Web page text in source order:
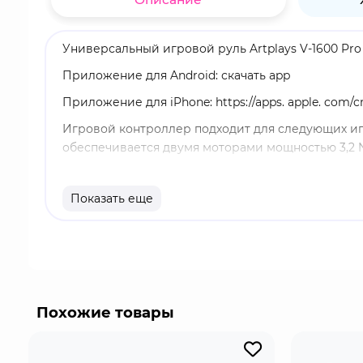
Универсальный игровой руль Artplays V-1600
Приложение для Android: скачать app
Приложение для iPhone: https://apps. apple. com/
Игровой контроллер подходит для следующих
обеспечивается двумя моторами мощностью
режиме коробки-автомат, так и в режиме
База имеет регулируемый угол наклона от 90 до
Полный набор для симуляции
Показать еще
Похожие товары